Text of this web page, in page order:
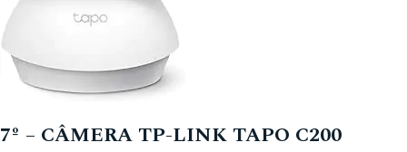
7º – CÂMERA TP-LINK TAPO C200